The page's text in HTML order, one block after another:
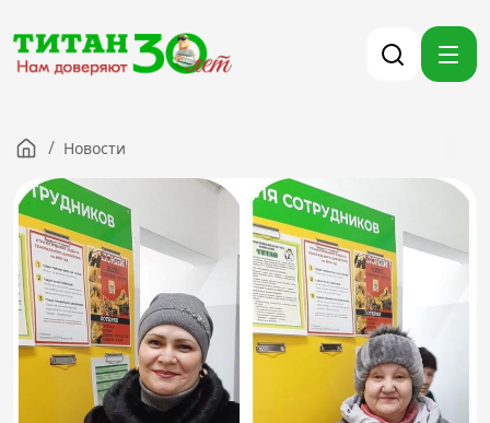
Компания
Партнерам
Тендеры
Вакансии
Новости
Контакты
Версия для слабовидящих
/ Новости